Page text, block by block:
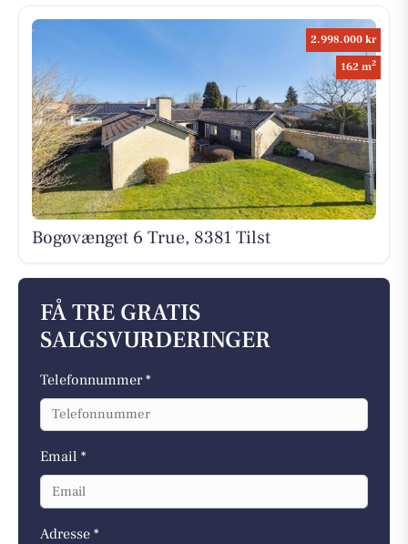
2.998.000 kr
162 m2
Bogøvænget 6 True, 8381 Tilst
FÅ TRE GRATIS
SALGSVURDERINGER
Telefonnummer *
Email *
Adresse *